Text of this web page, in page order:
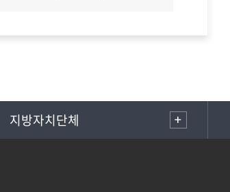
지방자치단체